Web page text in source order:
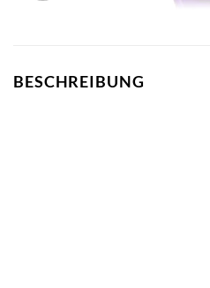
BESCHREIBUNG